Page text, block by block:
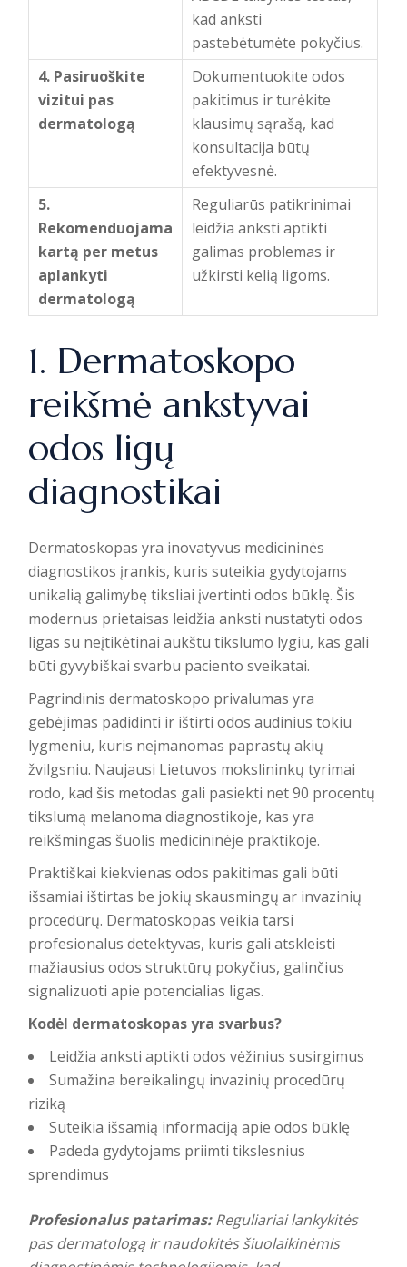
kad anksti
pastebėtumėte pokyčius.
4. Pasiruoškite
vizitui pas
dermatologą
Dokumentuokite odos
pakitimus ir turėkite
klausimų sąrašą, kad
konsultacija būtų
efektyvesnė.
5.
Rekomenduojama
kartą per metus
aplankyti
dermatologą
Reguliarūs patikrinimai
leidžia anksti aptikti
galimas problemas ir
užkirsti kelią ligoms.
1. Dermatoskopo
reikšmė ankstyvai
odos ligų
diagnostikai
Dermatoskopas yra inovatyvus medicininės
diagnostikos įrankis, kuris suteikia gydytojams
unikalią galimybę tiksliai įvertinti odos būklę. Šis
modernus prietaisas leidžiaanksti nustatyti odos
ligas su neįtikėtinai aukštu tikslumo lygiu, kas gali
būti gyvybiškai svarbu paciento sveikatai.
Pagrindinis dermatoskopo privalumas yra
gebėjimas padidinti ir ištirti odos audinius tokiu
lygmeniu, kuris neįmanomas paprastų akių
žvilgsniu. Naujausi Lietuvos mokslininkų tyrimai
rodo, kad šis metodas gali pasiekti net 90 procentų
tikslumą melanoma diagnostikoje, kas yra
reikšmingas šuolis medicininėje praktikoje.
Praktiškai kiekvienas odos pakitimas gali būti
išsamiai ištirtas be jokių skausmingų ar invazinių
procedūrų. Dermatoskopas veikia tarsi
profesionalus detektyvas, kuris gali atskleisti
mažiausius odos struktūrų pokyčius, galinčius
signalizuoti apie potencialias ligas.
Kodėl dermatoskopas yra svarbus?
Leidžia anksti aptikti odos vėžinius susirgimus
Sumažina bereikalingų invazinių procedūrų
riziką
Suteikia išsamią informaciją apie odos būklę
Padeda gydytojams priimti tikslesnius
sprendimus
Profesionalus patarimas: Reguliariai lankykitės
pas dermatologą ir naudokitės šiuolaikinėmis